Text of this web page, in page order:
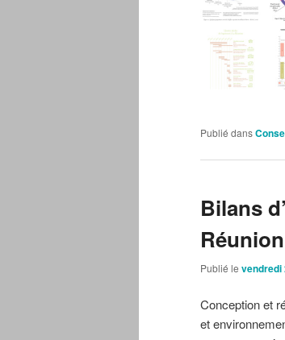
Publié dans
Bilans
Réunion
Publié le vendredi
Conception et
et